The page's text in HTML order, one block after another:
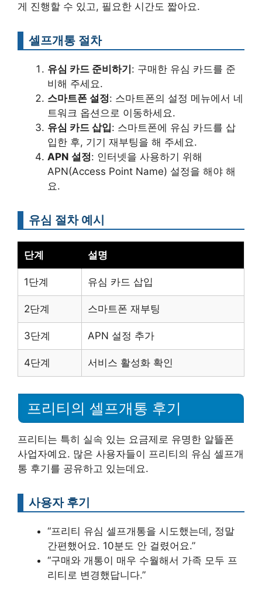
게 진행할 수 있고, 필요한 시간도 짧아요.
셀프개통 절차
유심 카드 준비하기: 구매한 유심 카드를 준
비해 주세요.
스마트폰 설정: 스마트폰의 설정 메뉴에서 네
트워크 옵션으로 이동하세요.
유심 카드 삽입: 스마트폰에 유심 카드를 삽
입한 후, 기기 재부팅을 해 주세요.
APN 설정: 인터넷을 사용하기 위해
APN(Access Point Name) 설정을 해야 해
요.
유심 절차 예시
단계 설명
1단계 유심 카드 삽입
2단계 스마트폰 재부팅
3단계 APN 설정 추가
4단계 서비스 활성화 확인
프리티의 셀프개통 후기
프리티는 특히 실속 있는 요금제로 유명한 알뜰폰
사업자예요. 많은 사용자들이 프리티의 유심 셀프개
통 후기를 공유하고 있는데요.
사용자 후기
“프리티 유심 셀프개통을 시도했는데, 정말
간편했어요. 10분도 안 걸렸어요.”
“구매와 개통이 매우 수월해서 가족 모두 프
리티로 변경했답니다.”